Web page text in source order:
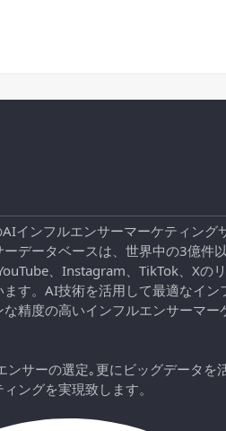
インフルエンサーマーケティング
データベースは、世界中の3億件
、Instagram、TikTok、Xの
す。AI技術を活用して最適なイン
精度の高いインフルエンサーマー
ンサーの選定｡更にビッグデータを
ングを実現致します。